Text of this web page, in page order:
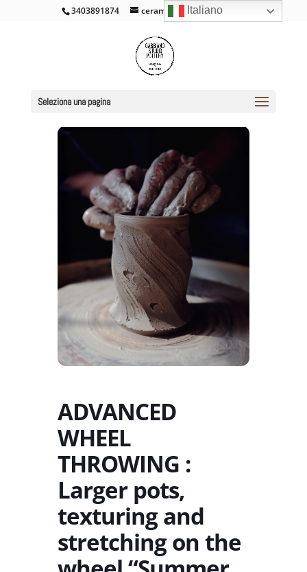
3403891874 ceramicacross@gmail.com
Seleziona una pagina
ADVANCED
WHEEL
THROWING :
Larger pots,
texturing and
stretching on the
Italiano